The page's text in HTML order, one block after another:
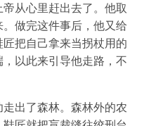
从心里赶出去了。他取
做完这件事后，他又给
把自己拿来当拐杖用的
以此来引导他走路，不
出了森林。森林外的农